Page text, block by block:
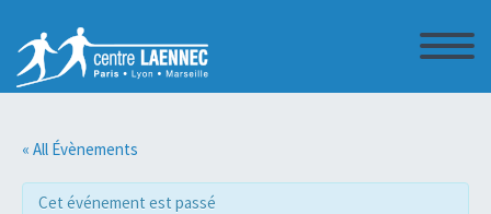
« All Évènements
Cet événement est passé